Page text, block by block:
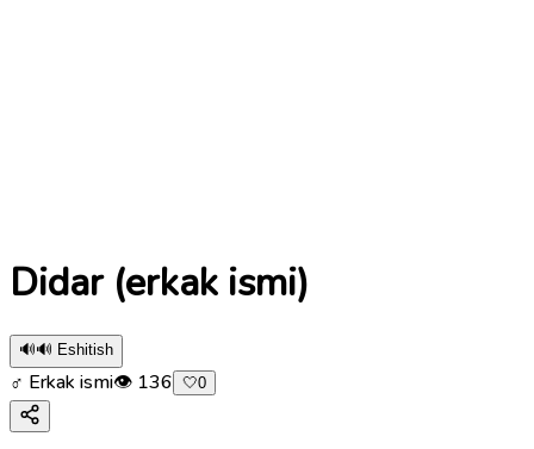
Didar (erkak ismi)
🔊🔊 Eshitish
♂ Erkak ismi👁 136 🤍0